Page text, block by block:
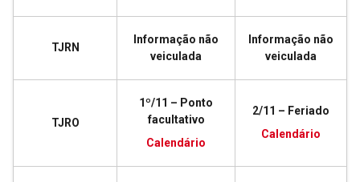
TJRN
Informação não
veiculada
Informação não
veiculada
TJRO
1º/11 – Ponto
facultativo
Calendário
2/11 – Feriado
Calendário